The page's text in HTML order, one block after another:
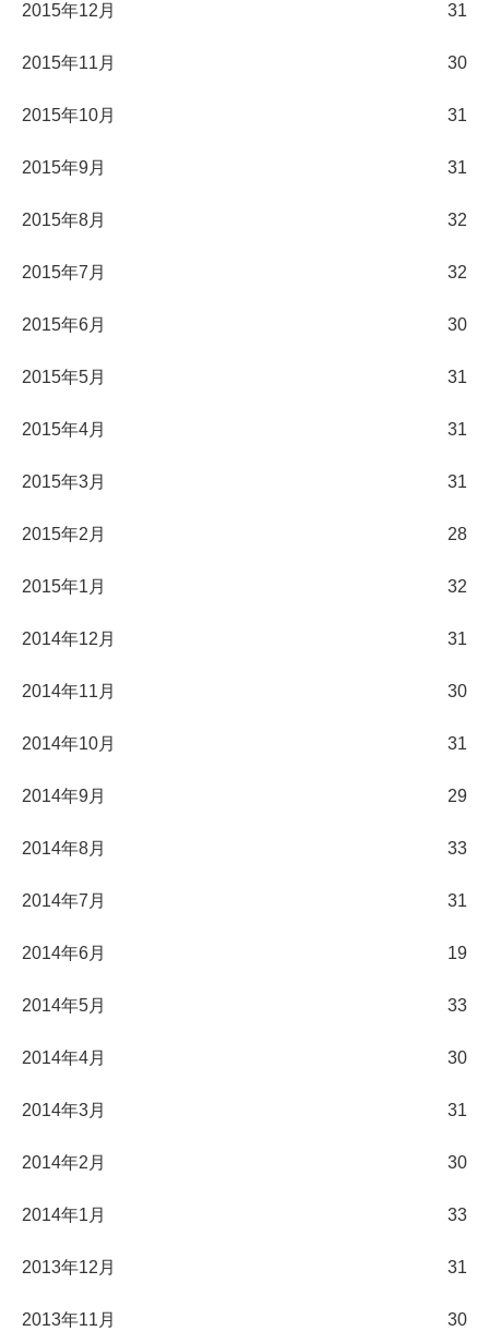
2015年12月 31
2015年11月 30
2015年10月 31
2015年9月 31
2015年8月 32
2015年7月 32
2015年6月 30
2015年5月 31
2015年4月 31
2015年3月 31
2015年2月 28
2015年1月 32
2014年12月 31
2014年11月 30
2014年10月 31
2014年9月 29
2014年8月 33
2014年7月 31
2014年6月 19
2014年5月 33
2014年4月 30
2014年3月 31
2014年2月 30
2014年1月 33
2013年12月 31
2013年11月 30